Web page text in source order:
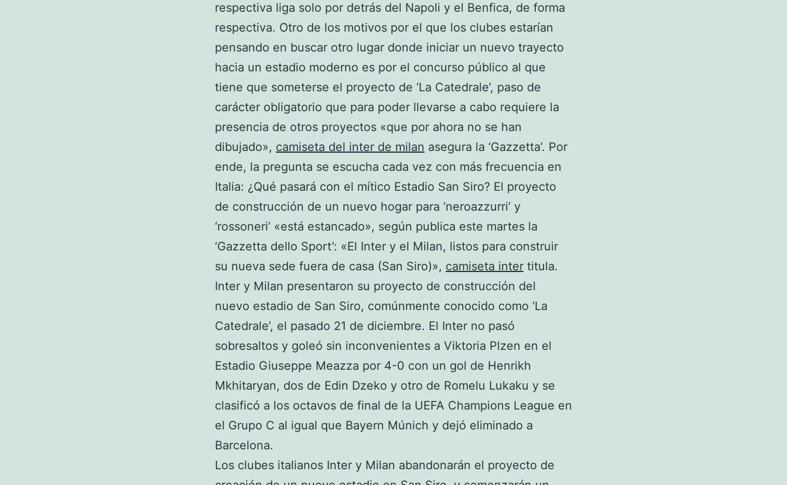
respectiva liga solo por detrás del Napoli y el Benfica, de forma
respectiva. Otro de los motivos por el que los clubes estarían
pensando en buscar otro lugar donde iniciar un nuevo trayecto
hacia un estadio moderno es por el concurso público al que
tiene que someterse el proyecto de ‘La Catedrale’, paso de
carácter obligatorio que para poder llevarse a cabo requiere la
presencia de otros proyectos «que por ahora no se han
dibujado», camiseta del inter de milan asegura la ‘Gazzetta’. Por
ende, la pregunta se escucha cada vez con más frecuencia en
Italia: ¿Qué pasará con el mítico Estadio San Siro? El proyecto
de construcción de un nuevo hogar para ‘neroazzurri’ y
‘rossoneri’ «está estancado», según publica este martes la
‘Gazzetta dello Sport’: «El Inter y el Milan, listos para construir
su nueva sede fuera de casa (San Siro)», camiseta inter titula.
Inter y Milan presentaron su proyecto de construcción del
nuevo estadio de San Siro, comúnmente conocido como ‘La
Catedrale’, el pasado 21 de diciembre. El Inter no pasó
sobresaltos y goleó sin inconvenientes a Viktoria Plzen en el
Estadio Giuseppe Meazza por 4-0 con un gol de Henrikh
Mkhitaryan, dos de Edin Dzeko y otro de Romelu Lukaku y se
clasificó a los octavos de final de la UEFA Champions League en
el Grupo C al igual que Bayern Múnich y dejó eliminado a
Barcelona.
Los clubes italianos Inter y Milan abandonarán el proyecto de